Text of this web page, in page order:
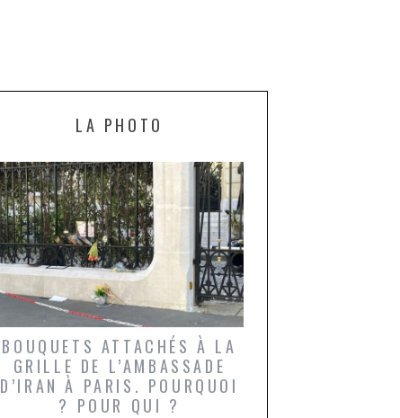
LA PHOTO
BOUQUETS ATTACHÉS À LA
GRILLE DE L’AMBASSADE
D’IRAN À PARIS. POURQUOI
? POUR QUI ?